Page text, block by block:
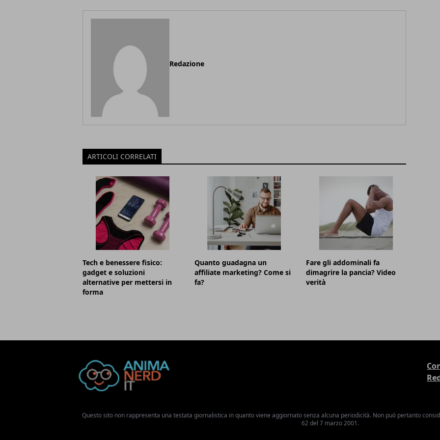
Redazione
ARTICOLI CORRELATI
Tech e benessere fisico:
gadget e soluzioni
alternative per mettersi in
forma
Quanto guadagna un
affiliate marketing? Come si
fa?
Fare gli addominali fa
dimagrire la pancia? Video
verità
Questo sito non rappresenta una testata giornalistica in quanto viene aggiornato senza alcuna periodicità. Non può pertanto
62 del 7 marzo 2001.